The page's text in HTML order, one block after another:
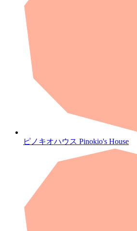
ピノキオハウス Pinokio's House